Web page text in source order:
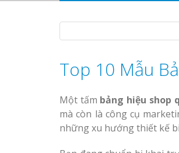
Top 10 Mẫu
Một tấm bảng hiệu shop
mà còn là công cụ
những xu hướng thiết kế
Vinh Thu Hút Mọi Ánh
Bảng Hiệu Nhà
Nghệ An Độc Đáo
theo yêu cầu